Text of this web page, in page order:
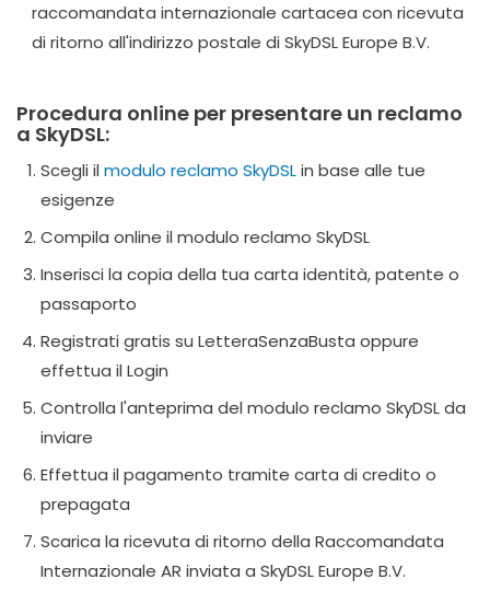
raccomandata internazionale cartacea con ricevuta
di ritorno all'indirizzo postale di SkyDSL Europe B.V.
Procedura online per presentare un reclamo
a SkyDSL:
Scegli il modulo reclamo SkyDSLin base alle tue
esigenze
Compila online il modulo reclamo SkyDSL
Inserisci la copia della tua carta identità, patente o
passaporto
Registrati gratis su LetteraSenzaBusta oppure
effettua il Login
Controlla l'anteprima del modulo reclamo SkyDSL da
inviare
Effettua il pagamento tramite carta di credito o
prepagata
Scarica la ricevuta di ritorno della Raccomandata
Internazionale AR inviata a SkyDSL Europe B.V.